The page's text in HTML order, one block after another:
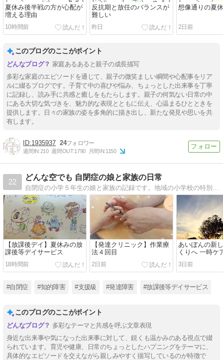
夏休み後半戦の方が心配が
増える理由
10時間前
反抗期と放任のバランスが
難しい
昨日
想像通りの夏
2日前
このブログのここがポイント
家庭あるあると親子の成長描写
多彩な家庭のエピソードを通じて、親子の微笑ましい瞬間や心配事をリア
ルに綴るブログです。子育て中の喜びや悩み、ちょっとした出来事を丁寧
に記録し、読み手に共感と癒しをもたらします。親子の何気ない日常の中
にある大切な気づきを、魅力的な表現とともに伝え、心温まるひとときを
提供します。日々の家族の姿を多角的に描き出し、新たな発見や思いを共
有します。
1935937 24
週間IN:210 週間OUT:1790 月間IN:1150
22
どんな空でも 自閉症の娘と家族の日常
自閉症の小学５年生の娘と家族の記録です。地域の小学校の特別支援学級に在籍しています。
【放課後デイ】夏休みの放
課後等デイサービス
18時間前
【発達クリニック】作業療
法４回目
2日前
あいぼんの新
くりへ 一時ケ
ステイの面談
た
3日前
#自閉症 #知的障害 #支援級 #発達障害 #放課後等デイサービス
このブログのここがポイント
多彩なテーマと共感を呼ぶ文章表現
身近な出来事や気になった出来事に対して、鋭くも温かみのある視点で綴
られています。育児や健康、日常のちょっとしたハプニングをテーマに、
具体的なエピソードを交えながら親しみやすく描写しているのが特徴で